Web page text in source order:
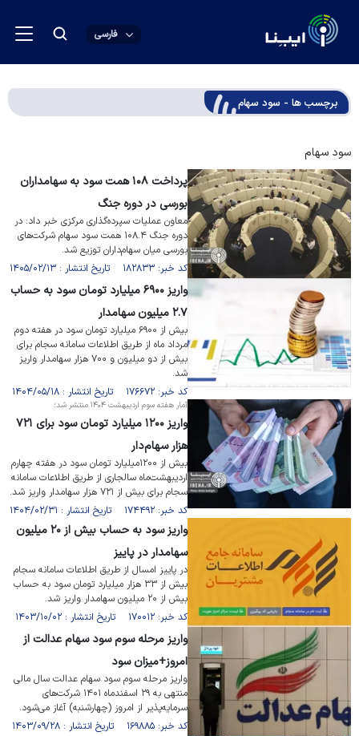
فارسی
برچسب ها - سود سهام
سود سهام
پرداخت ۱۰۸ همت سود به سهامداران
بورسی در دوره جنگ
معاون عملیات سپرده‌گذاری مرکزی خبر داد: در
دوره جنگ ۱۰۸.۴ همت سود سهام شرکت‌های
بورسی میان سهام‌داران توزیع شد.
کد خبر: ۱۸۲۸۳۳ تاریخ انتشار : ۱۴۰۵/۰۲/۱۳
واریز ۶۹۰۰ میلیارد تومان سود به حساب
۲.۷ میلیون سهامدار
بیش از ۶۹۰۰ میلیارد تومان سود در هفته دوم
مرداد ماه از طریق اطلاعات سامانه سجام برای
بیش از دو میلیون و ۷۰۰ هزار سهامدار واریز
شد.
کد خبر: ۱۷۶۶۷۲ تاریخ انتشار : ۱۴۰۴/۰۵/۱۸
آمار هفته سوم اردیبهشت ۱۴۰۴ منتشر شد؛
واریز ۱۲۰۰ میلیارد تومان سود برای ۷۲۱
هزار سهام‌دار
بیش از ۱۲۰۰میلیارد تومان سود در هفته چهارم
اردیبهشت‌ماه سالجاری از طریق اطلاعات سامانه
سجام برای بیش از ۷۲۱ هزار سهامدار واریز شد.
کد خبر: ۱۷۴۴۹۲ تاریخ انتشار : ۱۴۰۴/۰۲/۳۱
واریز سود به حساب بیش از ۲۰ میلیون
سهامدار در پاییز
در پاییز امسال از طریق اطلاعات سامانه سجام
بیش از ۳۳ هزار میلیارد تومان سود به حساب
بیش از ۲۰ میلیون سهامدار واریز شد.
کد خبر: ۱۷۰۰۱۲ تاریخ انتشار : ۱۴۰۳/۱۰/۰۲
واریز مرحله سوم سود سهام عدالت از
امروز+میزان سود
واریز مرحله سوم سود سهام عدالت سال مالی
منتهی به ۲۹ اسفندماه ۱۴۰۱ شرکت‌های
سرمایه‌پذیر از امروز (چهارشنبه) آغاز می‌شود.
کد خبر: ۱۶۹۸۸۵ تاریخ انتشار : ۱۴۰۳/۰۹/۲۸